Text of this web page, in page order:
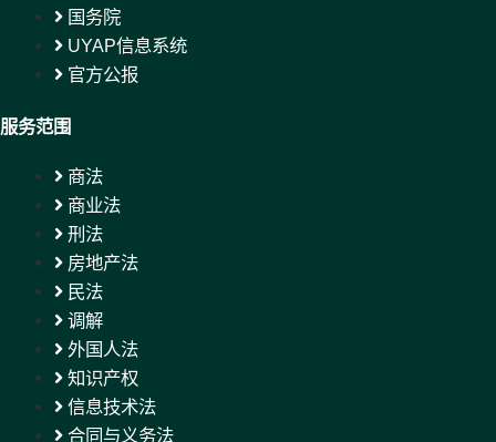
国务院
UYAP信息系统
官方公报
服务范围
商法
商业法
刑法
房地产法
民法
调解
外国人法
知识产权
信息技术法
合同与义务法